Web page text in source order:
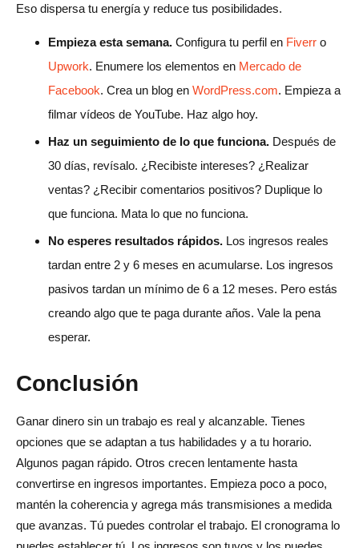
Eso dispersa tu energía y reduce tus posibilidades.
Empieza esta semana. Configura tu perfil en Fiverr o
Upwork. Enumere los elementos en Mercado de
Facebook. Crea un blog en WordPress.com. Empieza a
filmar vídeos de YouTube. Haz algo hoy.
Haz un seguimiento de lo que funciona. Después de
30 días, revísalo. ¿Recibiste intereses? ¿Realizar
ventas? ¿Recibir comentarios positivos? Duplique lo
que funciona. Mata lo que no funciona.
No esperes resultados rápidos. Los ingresos reales
tardan entre 2 y 6 meses en acumularse. Los ingresos
pasivos tardan un mínimo de 6 a 12 meses. Pero estás
creando algo que te paga durante años. Vale la pena
esperar.
Conclusión
Ganar dinero sin un trabajo es real y alcanzable. Tienes
opciones que se adaptan a tus habilidades y a tu horario.
Algunos pagan rápido. Otros crecen lentamente hasta
convertirse en ingresos importantes. Empieza poco a poco,
mantén la coherencia y agrega más transmisiones a medida
que avanzas. Tú puedes controlar el trabajo. El cronograma lo